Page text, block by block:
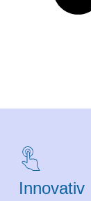
Innovativ